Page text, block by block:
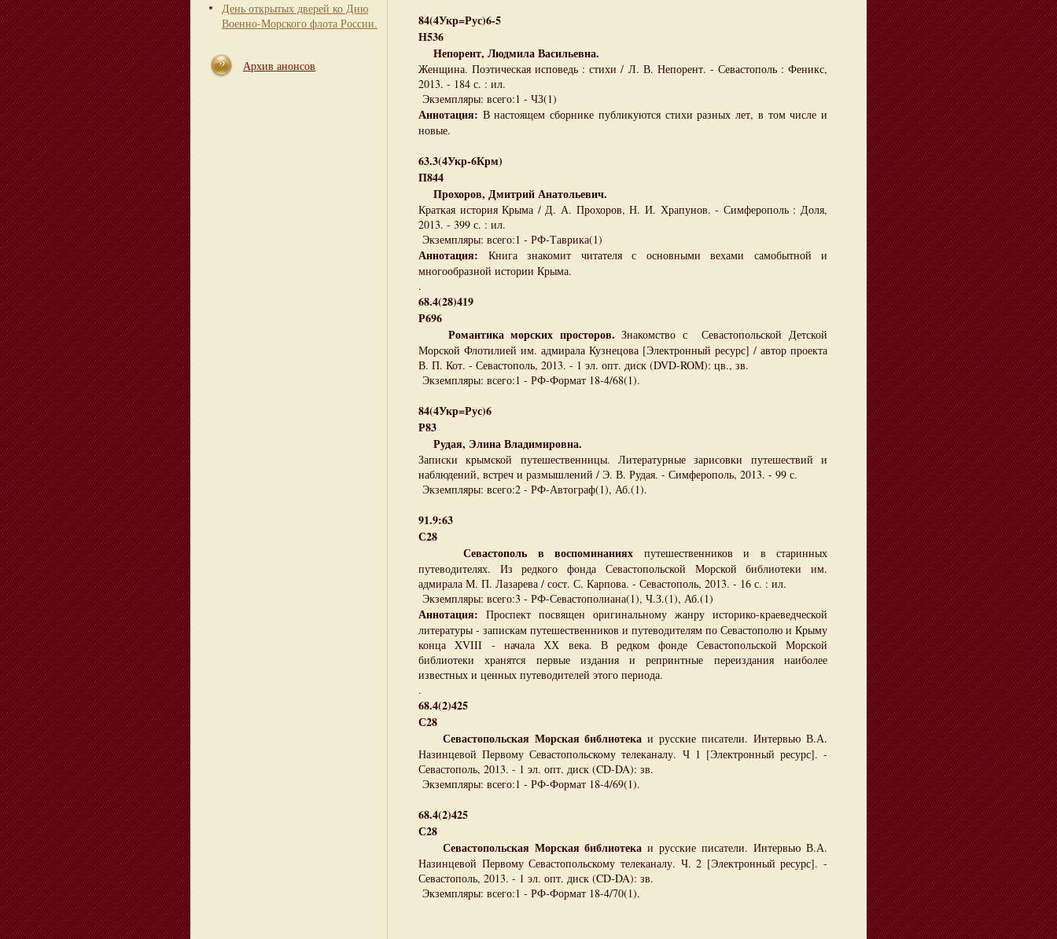
День открытых дверей ко Дню
Военно-Морского флота России.
Архив анонсов
84(4Укр=Рус)6-5
Н536
Непорент, Людмила Васильевна.
Женщина. Поэтическая исповедь : стихи / Л. В. Непорент. - Севастополь : Феникс,
2013. - 184 с. : ил.
Экземпляры: всего:1 - ЧЗ(1)
Аннотация: В настоящем сборнике публикуются стихи разных лет, в том числе и
новые.
63.3(4Укр-6Крм)
П844
Прохоров, Дмитрий Анатольевич.
Краткая история Крыма / Д. А. Прохоров, Н. И. Храпунов. - Симферополь : Доля,
2013. - 399 с. : ил.
Экземпляры: всего:1 - РФ-Таврика(1)
Аннотация: Книга знакомит читателя с основными вехами самобытной и
многообразной истории Крыма.
.
68.4(28)419
Р696
Романтика морских просторов. Знакомство с Севастопольской Детской
Морской Флотилией им. адмирала Кузнецова [Электронный ресурс] / автор проекта
В. П. Кот. - Севастополь, 2013. - 1 эл. опт. диск (DVD-ROM): цв., зв.
Экземпляры: всего:1 - РФ-Формат 18-4/68(1).
84(4Укр=Рус)6
Р83
Рудая, Элина Владимировна.
Записки крымской путешественницы. Литературные зарисовки путешествий и
наблюдений, встреч и размышлений / Э. В. Рудая. - Симферополь, 2013. - 99 с.
Экземпляры: всего:2 - РФ-Автограф(1), Аб.(1).
91.9:63
С28
Севастополь в воспоминаниях путешественников и в старинных
путеводителях. Из редкого фонда Севастопольской Морской библиотеки им.
адмирала М. П. Лазарева / сост. С. Карпова. - Севастополь, 2013. - 16 с. : ил.
Экземпляры: всего:3 - РФ-Севастополиана(1), Ч.З.(1), Аб.(1)
Аннотация: Проспект посвящен оригинальному жанру историко-краеведческой
литературы - запискам путешественников и путеводителям по Севастополю и Крыму
конца XVIII - начала ХХ века. В редком фонде Севастопольской Морской
библиотеки хранятся первые издания и репринтные переиздания наиболее
известных и ценных путеводителей этого периода.
.
68.4(2)425
С28
Севастопольская Морская библиотекаи русские писатели. Интервью В.А.
Назинцевой Первому Севастопольскому телеканалу. Ч 1 [Электронный ресурс]. -
Севастополь, 2013. - 1 эл. опт. диск (CD-DA): зв.
Экземпляры: всего:1 - РФ-Формат 18-4/69(1).
68.4(2)425
С28
Севастопольская Морская библиотека и русские писатели. Интервью В.А.
Назинцевой Первому Севастопольскому телеканалу. Ч. 2 [Электронный ресурс]. -
Севастополь, 2013. - 1 эл. опт. диск (CD-DA): зв.
Экземпляры: всего:1 - РФ-Формат 18-4/70(1).